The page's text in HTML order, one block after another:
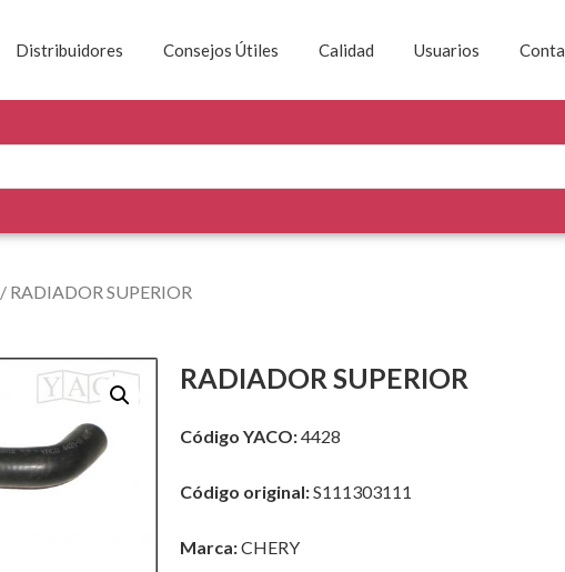
Distribuidores Consejos Útiles Calidad Usuarios
/ RADIADOR SUPERIOR
RADIADOR SUPERIOR
Código YACO:4428
Código original:S111303111
Marca:CHERY